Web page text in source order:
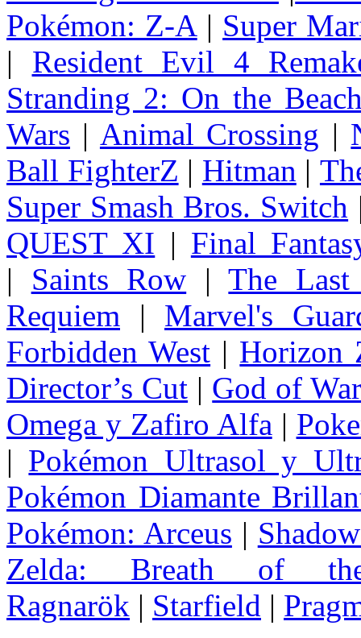
Pokémon: Z-A | Super
| Resident Evil 4
Stranding 2: On the
Wars | Animal Crossing |
Ball FighterZ | Hitman |
Super Smash Bros. Switch
QUEST XI | Final
| Saints Row |The
Requiem | Marvel's
Forbidden West | Horizon
Director’s Cut | God of
Omega y Zafiro Alfa |
| Pokémon Ultrasol y
Pokémon Diamante
Pokémon: Arceus |
Zelda: Breath of
Ragnarök | Starfield |